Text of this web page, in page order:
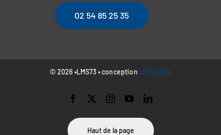
02 54 85 25 35
© 2026 •LMS73 • conception chrysalide
Haut de la page